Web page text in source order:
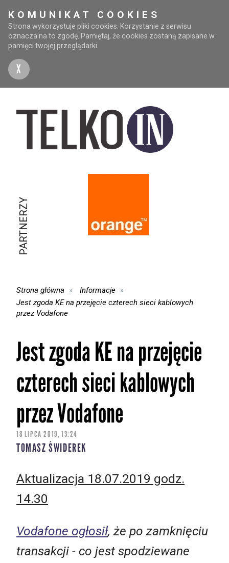
KOMUNIKAT COOKIES
Strona wykorzystuje pliki cookies. Korzystanie z serwisu
oznacza na to zgodę. Pamiętaj, że cookies zostaną zapisane w
pamięci twojej przeglądarki.
X
PARTNERZY
Strona główna
Informacje
Jest zgoda KE na przejęcie czterech sieci kablowych
przez Vodafone
Jest zgoda KE na przejęcie
czterech sieci kablowych
przez Vodafone
18 LIPCA 2019, 13:24
TOMASZ ŚWIDEREK
Aktualizacja 18.07.2019 godz.
14.30
Vodafone ogłosił, że po zamknięciu
transakcji - co jest spodziewane